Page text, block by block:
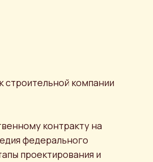
строительной компании
контракту на
федерального
проектирования и